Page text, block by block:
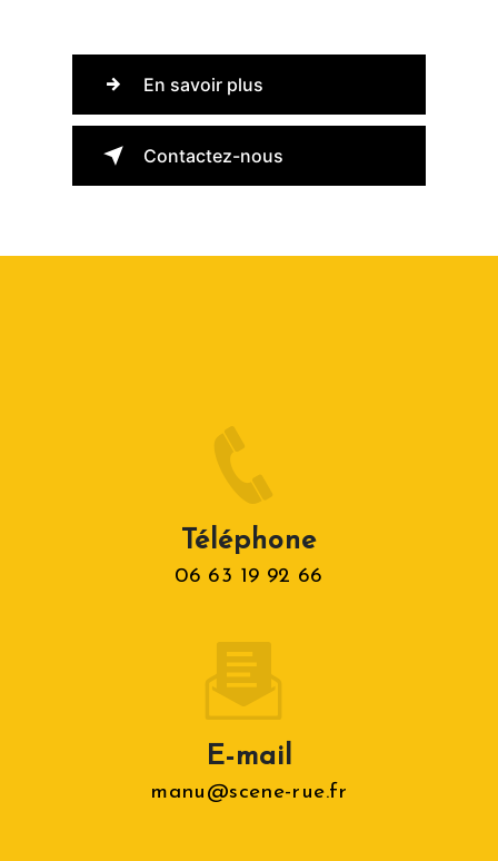
En savoir plus
Contactez-nous
Téléphone
06 63 19 92 66
E-mail
manu@scene-rue.fr